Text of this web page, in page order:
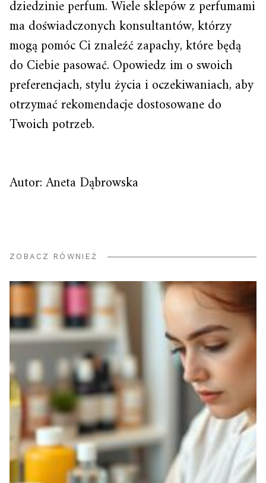
dziedzinie perfum. Wiele sklepów z perfumami
ma doświadczonych konsultantów, którzy
mogą pomóc Ci znaleźć zapachy, które będą
do Ciebie pasować. Opowiedz im o swoich
preferencjach, stylu życia i oczekiwaniach, aby
otrzymać rekomendacje dostosowane do
Twoich potrzeb.
Autor: Aneta Dąbrowska
ZOBACZ RÓWNIEŻ